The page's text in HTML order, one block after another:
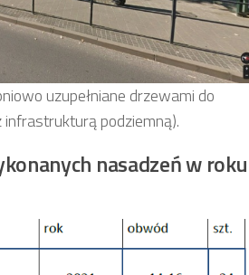
uzupełniane drzewami do
podziemną).
nasadzeń w roku